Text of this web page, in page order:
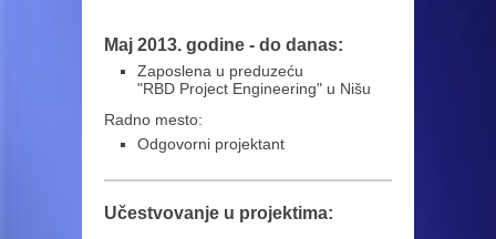
Maj 2013. godine - do danas:
Zaposlena u preduzeću
"RBD Project Engineering" u Nišu
Radno mesto:
Odgovorni projektant
Učestvovanje u projektima: